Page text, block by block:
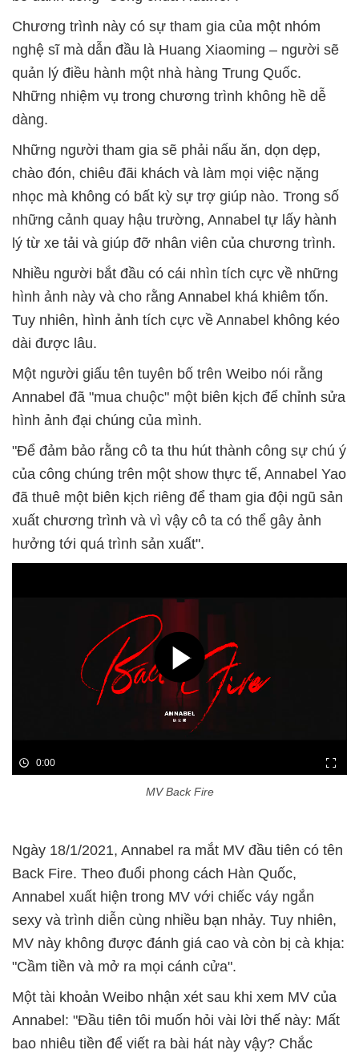
Chương trình này có sự tham gia của một nhóm
nghệ sĩ mà dẫn đầu là Huang Xiaoming – người sẽ
quản lý điều hành một nhà hàng Trung Quốc.
Những nhiệm vụ trong chương trình không hề dễ
dàng.
Những người tham gia sẽ phải nấu ăn, dọn dẹp,
chào đón, chiêu đãi khách và làm mọi việc nặng
nhọc mà không có bất kỳ sự trợ giúp nào. Trong số
những cảnh quay hậu trường, Annabel tự lấy hành
lý từ xe tải và giúp đỡ nhân viên của chương trình.
Nhiều người bắt đầu có cái nhìn tích cực về những
hình ảnh này và cho rằng Annabel khá khiêm tốn.
Tuy nhiên, hình ảnh tích cực về Annabel không kéo
dài được lâu.
Một người giấu tên tuyên bố trên Weibo nói rằng
Annabel đã "mua chuộc" một biên kịch để chỉnh sửa
hình ảnh đại chúng của mình.
"Để đảm bảo rằng cô ta thu hút thành công sự chú ý
của công chúng trên một show thực tế, Annabel Yao
đã thuê một biên kịch riêng để tham gia đội ngũ sản
xuất chương trình và vì vậy cô ta có thể gây ảnh
hưởng tới quá trình sản xuất".
0:00
MV Back Fire
Ngày 18/1/2021, Annabel ra mắt MV đầu tiên có tên
Back Fire. Theo đuổi phong cách Hàn Quốc,
Annabel xuất hiện trong MV với chiếc váy ngắn
sexy và trình diễn cùng nhiều bạn nhảy. Tuy nhiên,
MV này không được đánh giá cao và còn bị cà khịa:
"Cầm tiền và mở ra mọi cánh cửa".
Một tài khoản Weibo nhận xét sau khi xem MV của
Annabel: "Đầu tiên tôi muốn hỏi vài lời thế này: Mất
bao nhiêu tiền để viết ra bài hát này vậy? Chắc